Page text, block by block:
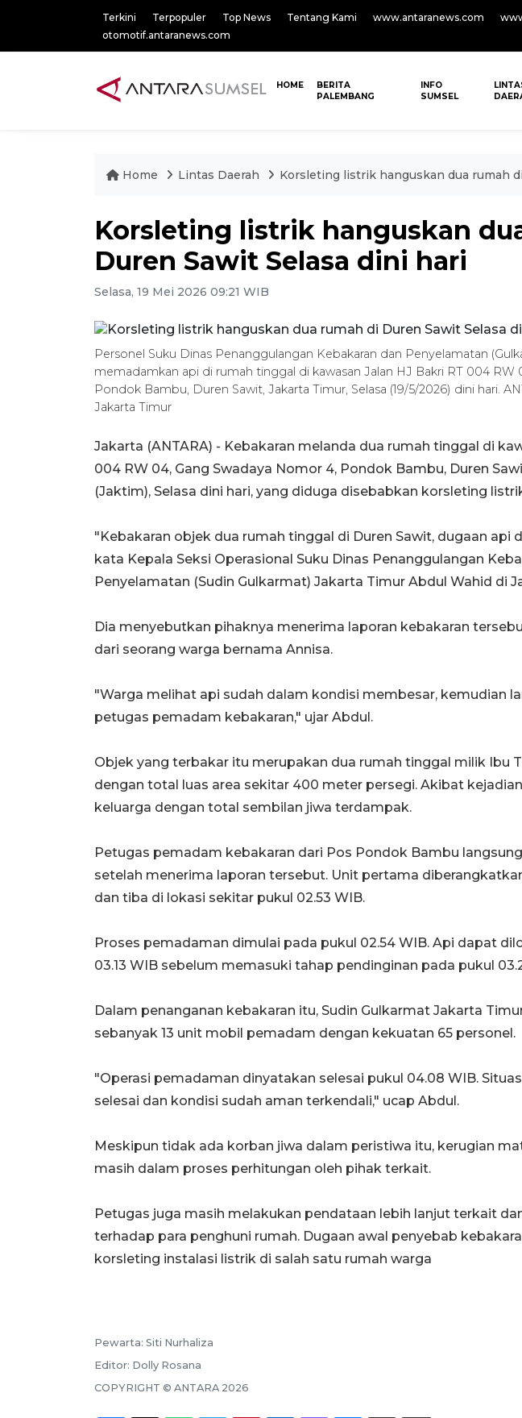
Terkini Terpopuler Top News Tentang Kami www.antaranews.com
otomotif.antaranews.com
HOME
BERITA
PALEMBANG
INFO
SUMSEL
Home Lintas Daerah Korsleting listrik hanguskan dua rumah
Korsleting listrik hanguskan
Duren Sawit Selasa dini hari
Selasa, 19 Mei 2026 09:21 WIB
Personel Suku Dinas Penanggulangan Kebakaran dan Penyelamatan
memadamkan api di rumah tinggal di kawasan Jalan HJ Bakri RT 004 RW
Pondok Bambu, Duren Sawit, Jakarta Timur, Selasa (19/5/2026) dini hari.
Jakarta Timur
Jakarta (ANTARA) - Kebakaran melanda dua rumah tinggal di
004 RW 04, Gang Swadaya Nomor 4, Pondok Bambu, Duren
(Jaktim), Selasa dini hari, yang diduga disebabkan korsleting
"Kebakaran objek dua rumah tinggal di Duren Sawit, dugaan api
kata Kepala Seksi Operasional Suku Dinas Penanggulangan
Penyelamatan (Sudin Gulkarmat) Jakarta Timur Abdul Wahid di
Dia menyebutkan pihaknya menerima laporan kebakaran
dari seorang warga bernama Annisa.
"Warga melihat api sudah dalam kondisi membesar, kemudian
petugas pemadam kebakaran," ujar Abdul.
Objek yang terbakar itu merupakan dua rumah tinggal milik Ibu
dengan total luas area sekitar 400 meter persegi. Akibat
keluarga dengan total sembilan jiwa terdampak.
Petugas pemadam kebakaran dari Pos Pondok Bambu
setelah menerima laporan tersebut. Unit pertama
dan tiba di lokasi sekitar pukul 02.53 WIB.
Proses pemadaman dimulai pada pukul 02.54 WIB. Api dapat
03.13 WIB sebelum memasuki tahap pendinginan pada pukul
Dalam penanganan kebakaran itu, Sudin Gulkarmat Jakarta
sebanyak 13 unit mobil pemadam dengan kekuatan 65 personel.
"Operasi pemadaman dinyatakan selesai pukul 04.08 WIB.
selesai dan kondisi sudah aman terkendali," ucap Abdul.
Meskipun tidak ada korban jiwa dalam peristiwa itu, kerugian
masih dalam proses perhitungan oleh pihak terkait.
Petugas juga masih melakukan pendataan lebih lanjut terkait
terhadap para penghuni rumah. Dugaan awal penyebab
korsleting instalasi listrik di salah satu rumah warga
Pewarta: Siti Nurhaliza
Editor: Dolly Rosana
COPYRIGHT © ANTARA 2026